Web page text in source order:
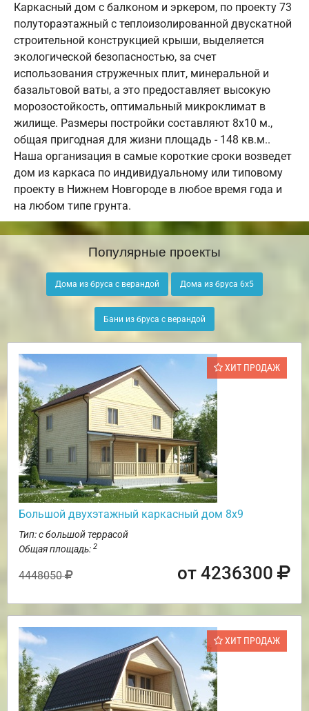
Каркасный дом с балконом и эркером, по проекту 73
полутораэтажный с теплоизолированной двускатной
строительной конструкцией крыши, выделяется
экологической безопасностью, за счет
использования стружечных плит, минеральной и
базальтовой ваты, а это предоставляет высокую
морозостойкость, оптимальный микроклимат в
жилище. Размеры постройки составляют 8х10 м.,
общая пригодная для жизни площадь - 148 кв.м..
Наша организация в самые короткие сроки возведет
дом из каркаса по индивидуальному или типовому
проекту в Нижнем Новгороде в любое время года и
на любом типе грунта.
Популярные проекты
Дома из бруса с верандой Дома из бруса 6х5
Бани из бруса с верандой
ХИТ ПРОДАЖ
Большой двухэтажный каркасный дом 8х9
Тип: с большой террасой
Общая площадь: 2
4448050 от 4236300
ХИТ ПРОДАЖ